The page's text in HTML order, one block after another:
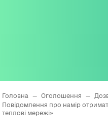
Головна — Оголошення —
Повідомлення про намір
теплові мережі»